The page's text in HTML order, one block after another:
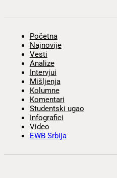
Početna
Najnovije
Vesti
Analize
Intervjui
Mišljenja
Kolumne
Komentari
Studentski ugao
Infografici
Video
EWB Srbija